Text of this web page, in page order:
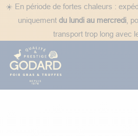
Se rendre au contenu
☀️ En période de fortes chaleurs :
uniquement du lundi au mercredi,
transport trop long avec